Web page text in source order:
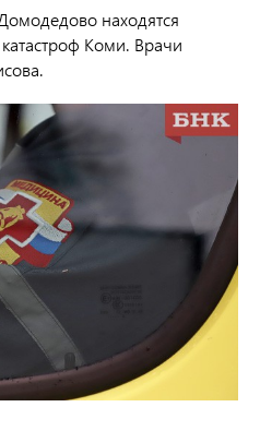
находятся
Коми. Врачи